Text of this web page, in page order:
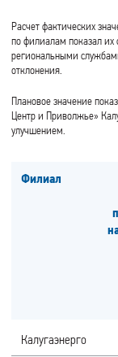
Расчет фактических
по филиалам показал их
региональными
отклонения.
Плановое значение
Центр и Приволжье»
улучшением.
Филиал
Калугаэнерго